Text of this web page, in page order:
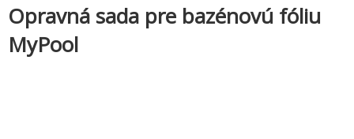
Opravná sada pre bazénovú fóliu
MyPool